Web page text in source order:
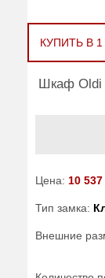
КУПИТЬ В 1
Шкаф
Цена: 10 537
Тип замка:
Внешние